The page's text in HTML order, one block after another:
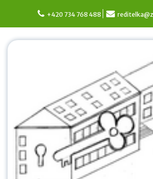
content
+420 734 768 488